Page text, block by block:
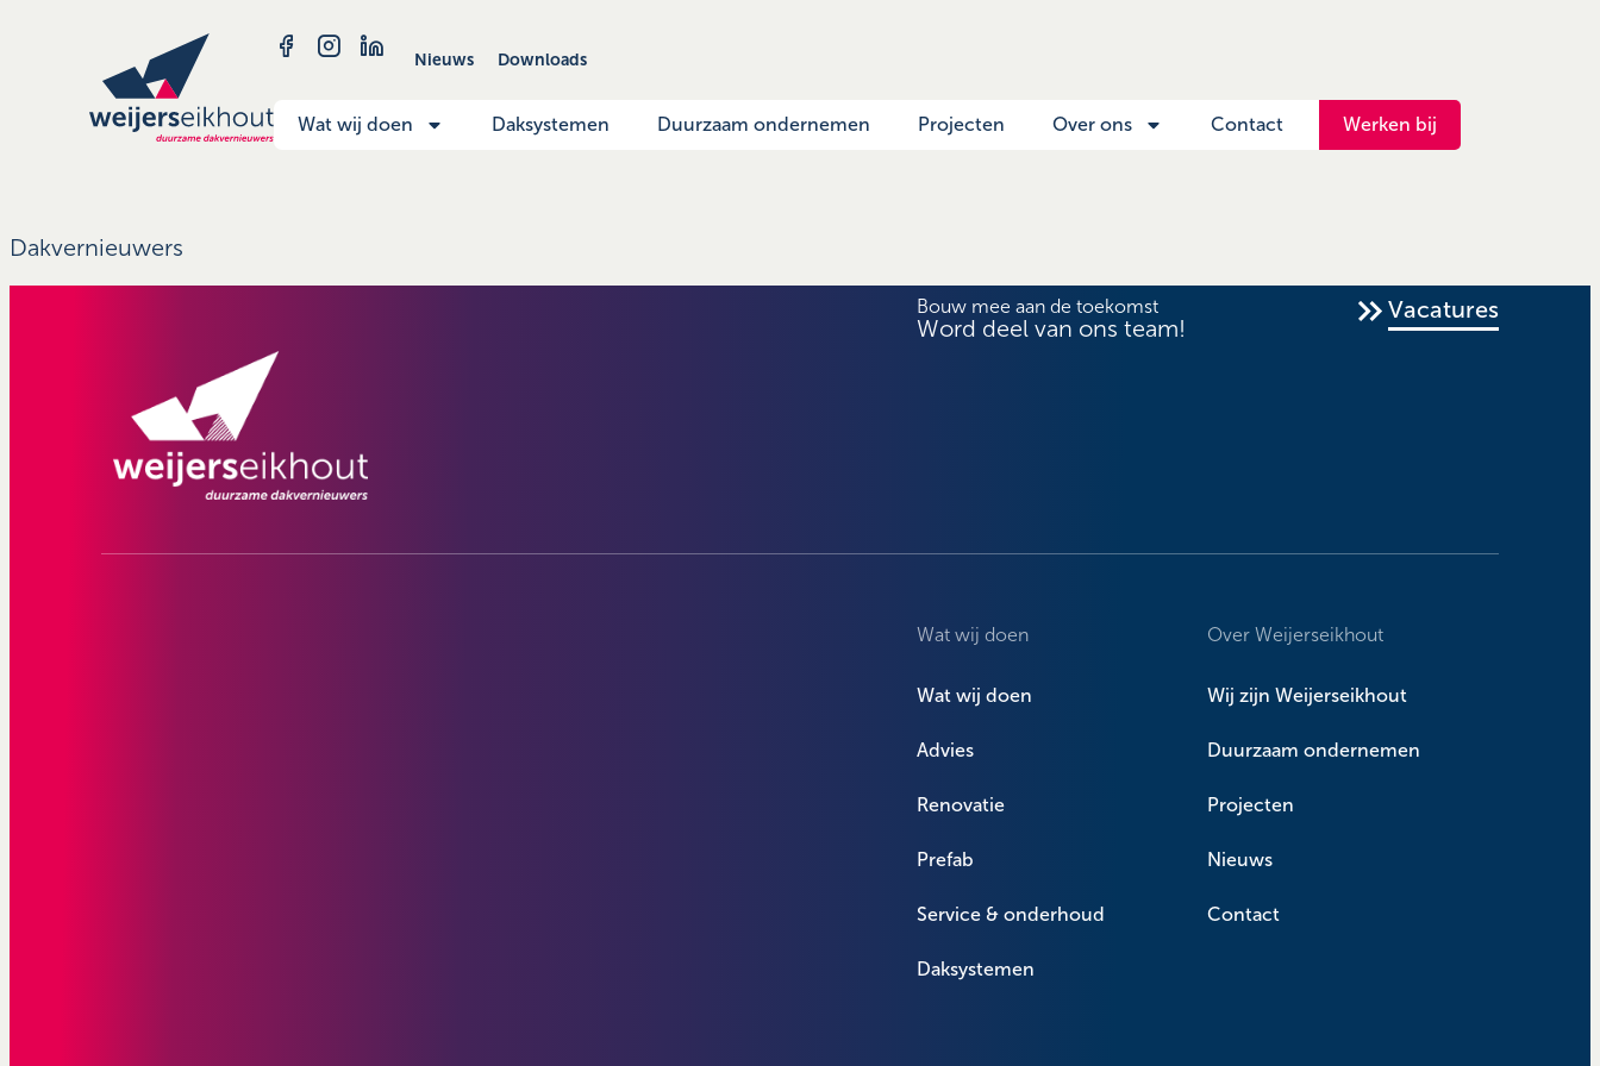
Nieuws Downloads
Wat wij doen Daksystemen Duurzaam ondernemen Projecten Over ons Contact Werken bij
Dakvernieuwers
Bouw mee aan de toekomst
Word deel van ons team!
Vacatures
Wat wij doen
Wat wij doen
Advies
Renovatie
Prefab
Service & onderhoud
Daksystemen
Over Weijerseikhout
Wij zijn Weijerseikhout
Duurzaam ondernemen
Projecten
Nieuws
Contact